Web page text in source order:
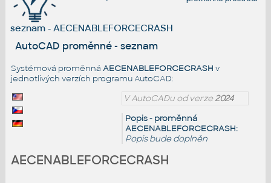
seznam - AECENABLEFORCECRASH
AutoCAD proměnné - seznam
Systémová proměnná AECENABLEFORCECRASH v
jednotlivých verzích programu AutoCAD:
V AutoCADu od verze2024
Popis - proměnná
AECENABLEFORCECRASH:
Popis bude doplněn
AECENABLEFORCECRASH